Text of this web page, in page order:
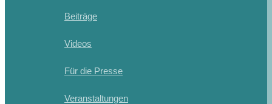
Beiträge
Videos
Für die Presse
Veranstaltungen